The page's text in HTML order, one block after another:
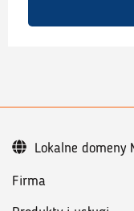
Firma
Lokalne domeny